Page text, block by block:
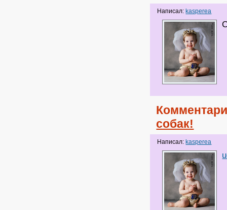
Написал: kasperea
собак!
Написал: kasperea